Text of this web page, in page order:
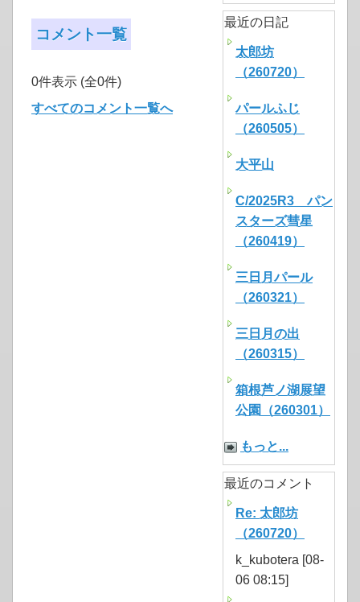
コメント一覧
0件表示 (全0件)
すべてのコメント一覧へ
最近の日記
太郎坊
（260720）
パールふじ
（260505）
大平山
C/2025R3 パン
スターズ彗星
（260419）
三日月パール
（260321）
三日月の出
（260315）
箱根芦ノ湖展望
公園（260301）
もっと...
最近のコメント
Re: 太郎坊
（260720）
k_kubotera [08-
06 08:15]